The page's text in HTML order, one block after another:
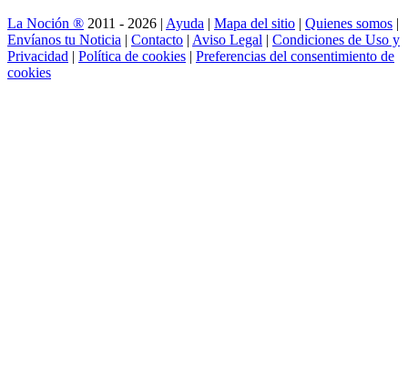
La Noción ® 2011 - 2026 | Ayuda | Mapa del sitio | Quienes somos |
Envíanos tu Noticia | Contacto | Aviso Legal | Condiciones de Uso y
Privacidad | Política de cookies | Preferencias del consentimiento de
cookies